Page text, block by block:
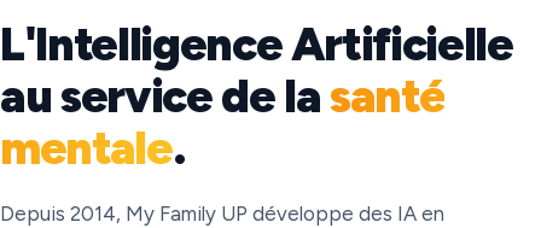
L'Intelligence Artificielle
au service de lasanté
mentale.
Depuis 2014, My Family UP développe des IA en